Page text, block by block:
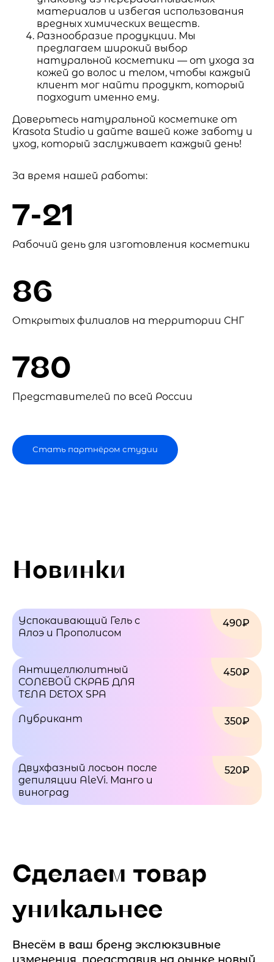
материалов и избегая использования
вредных химических веществ.
Разнообразие продукции. Мы
предлагаем широкий выбор
натуральной косметики — от ухода за
кожей до волос и телом, чтобы каждый
клиент мог найти продукт, который
подходит именно ему.
Доверьтесь натуральной косметике от
Krasota Studio и дайте вашей коже заботу и
уход, который заслуживает каждый день!
За время нашей работы:
7-21
Рабочий день для изготовления косметики
86
Открытых филиалов на территории СНГ
780
Представителей по всей России
Стать партнёром студии
Новинки
490₽
Успокаивающий Гель с
Алоэ и Прополисом
450₽
Антицеллюлитный
СОЛЕВОЙ СКРАБ ДЛЯ
ТЕЛА DETOX SPA
350₽
Лубрикант
520₽
Двухфазный лосьон после
депиляции AleVi. Манго и
виноград
Сделаем товар
уникальнее
Внесём в ваш бренд экслюкзивные